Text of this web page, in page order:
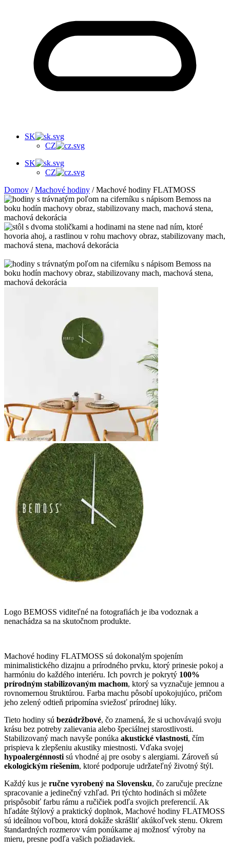
SK
CZ
SK
CZ
Domov /Machové hodiny / Machové hodiny FLATMOSS
Logo BEMOSS viditeľné na fotografiách je iba vodoznak a
nenachádza sa na skutočnom produkte.
Machové hodiny FLATMOSS sú dokonalým spojením
minimalistického dizajnu a prírodného prvku, ktorý prinesie pokoj a
harmóniu do každého interiéru. Ich povrch je pokrytý 100%
prírodným stabilizovaným machom, ktorý sa vyznačuje jemnou a
rovnomernou štruktúrou. Farba machu pôsobí upokojujúco, pričom
jeho zelený odtieň pripomína sviežosť prírodnej lúky.
Tieto hodiny sú bezúdržbové, čo znamená, že si uchovávajú svoju
krásu bez potreby zalievania alebo špeciálnej starostlivosti.
Stabilizovaný mach navyše ponúka akustické vlastnosti, čím
prispieva k zlepšeniu akustiky miestnosti. Vďaka svojej
hypoalergénnosti sú vhodné aj pre osoby s alergiami. Zároveň sú
ekologickým riešením, ktoré podporuje udržateľný životný štýl.
Každý kus je ručne vyrobený na Slovensku, čo zaručuje precízne
spracovanie a jedinečný vzhľad. Pri týchto hodinách si môžete
prispôsobiť farbu rámu a ručičiek podľa svojich preferencií. Ak
hľadáte štýlový a praktický doplnok, Machové hodiny FLATMOSS
sú ideálnou voľbou, ktorá dokáže skrášliť akúkoľvek stenu. Okrem
štandardných rozmerov vám ponúkame aj možnosť výroby na
mieru, presne podľa vašich požiadaviek.